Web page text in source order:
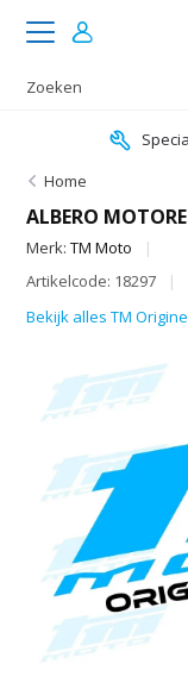
Home
ALBERO
Merk:TM Moto
Artikelcode: 18297
Bekijk alles TM